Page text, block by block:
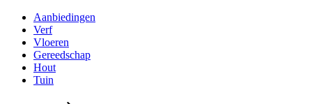
Aanbiedingen
Verf
Vloeren
Gereedschap
Hout
Tuin